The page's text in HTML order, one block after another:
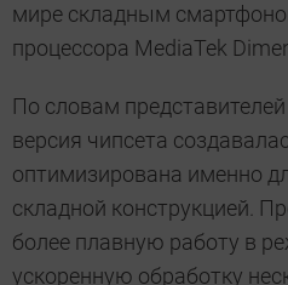
мире складным
процессора MediaTek
По словам
версия чипсета
оптимизирована именно
складной конструкцией.
более плавную работу в
ускоренную обработку